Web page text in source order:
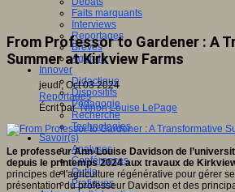
Faits marquants
Interviews
Reportages
Brèves
Agenda
Innover
Didactique
Dispositifs
Pédagogie
Recherche
Technologies
Savoir(s)
Analyses
Conférences
Outils
Pratiques
From Professor to Gardener : A
Summer at Kirkview Farms
jeudi, Oct 03 2024
Reportages
Écrit parNinon Louise LePage
Le professeur Ann-Louise Davidson de
depuis le printemps 2024 aux travaux de
principes de l'agriculture régénérative pour gérer
présentation du professeur Davidson et des